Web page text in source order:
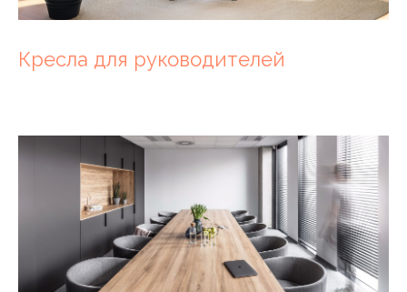
Кресла для руководителей